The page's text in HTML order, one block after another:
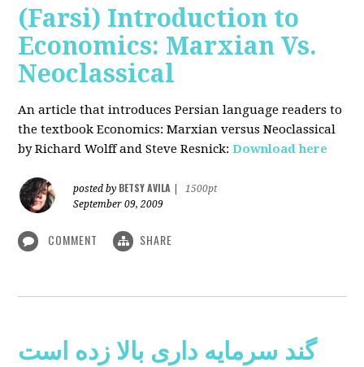
(Farsi) Introduction to
Economics: Marxian Vs.
Neoclassical
An article that introduces Persian language readers to
the textbook Economics: Marxian versus Neoclassical
by Richard Wolff and Steve Resnick:Download here
posted by BETSY AVILA
1500pt
September 09, 2009
COMMENT SHARE
گند سرمایه داری بالا زده است